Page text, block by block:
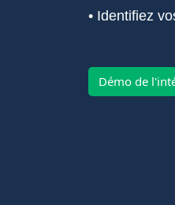
• Identifiez
Démo de